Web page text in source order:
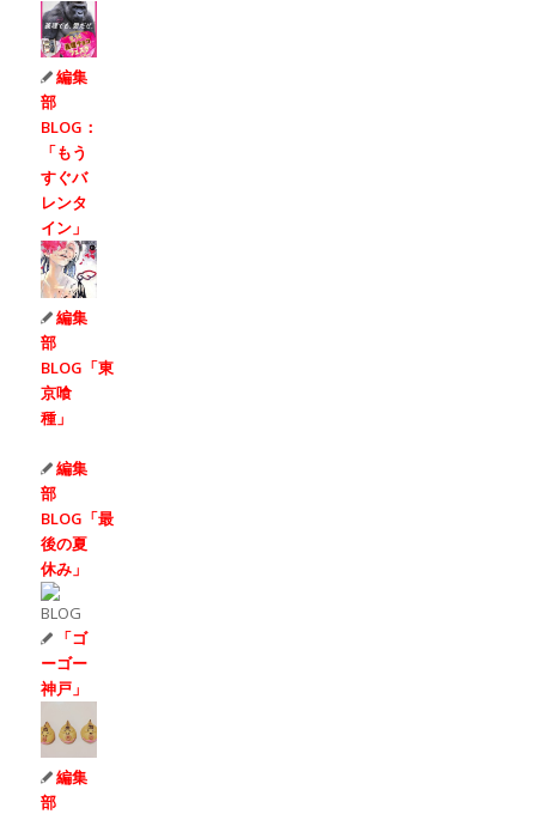
編集
部
BLOG：
「もう
すぐバ
レンタ
イン」
編集
部
BLOG「東
京喰
種」
編集
部
BLOG「最
後の夏
休み」
「ゴ
ーゴー
神戸」
編集
部